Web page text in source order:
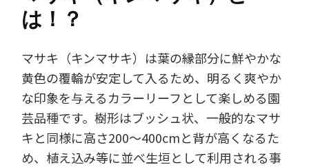
は！？
マサキ（キンマサキ）は葉の縁部分に鮮やかな
黄色の覆輪が安定して入るため、明るく爽やか
な印象を与えるカラーリーフとして楽しめる園
芸品種です。樹形はブッシュ状、一般的なマサ
キと同様に高さ200～400cmと背が高くなるた
め、植え込み等に並べ生垣として利用される事